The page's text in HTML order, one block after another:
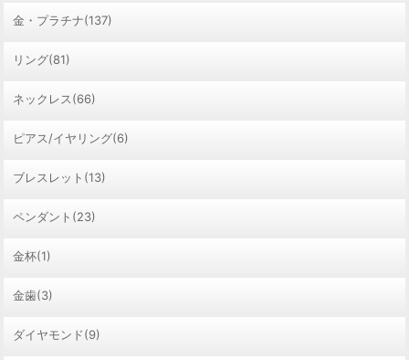
金・プラチナ(137)
リング(81)
ネックレス(66)
ピアス/イヤリング(6)
ブレスレット(13)
ペンダント(23)
金杯(1)
金歯(3)
ダイヤモンド(9)